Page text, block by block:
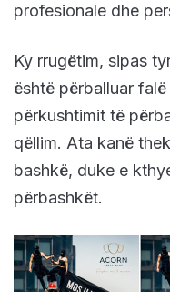
profesionale dhe
Ky rrugëtim, sipas
është përballuar
përkushtimit të
qëllim. Ata kanë
bashkë, duke e
përbashkët.